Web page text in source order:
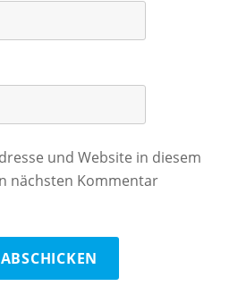
und Website in diesem
nächsten Kommentar